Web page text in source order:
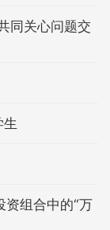
同关心问题交
资组合中的“万